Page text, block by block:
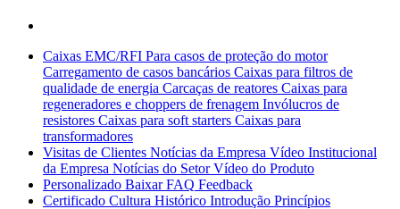
Caixas EMC/RFI Para casos de proteção do motor
Carregamento de casos bancários Caixas para filtros de
qualidade de energia Carcaças de reatores Caixas para
regeneradores e choppers de frenagem Invólucros de
resistores Caixas para soft starters Caixas para
transformadores
Visitas de Clientes Notícias da Empresa Vídeo Institucional
da Empresa Notícias do Setor Vídeo do Produto
Personalizado Baixar FAQ Feedback
Certificado Cultura Histórico Introdução Princípios